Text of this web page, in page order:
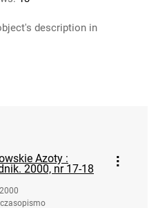
Dzierżyńskiego w
w
Zakładów
w
description in
Azoty :
2000, nr 17-18
2000
czasopismo